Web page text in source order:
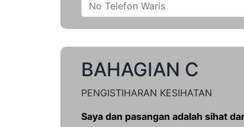
BAHAGIAN C
PENGISTIHARAN KESIHATAN
Saya dan pasangan adalah sihat